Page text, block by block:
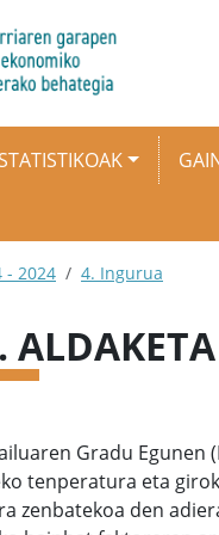
- 2024 4. Ingurua
Gradu Egunen
tenperatura eta
zenbatekoa den